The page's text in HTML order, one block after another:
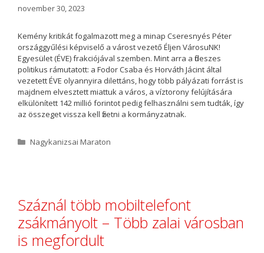
november 30, 2023
Kemény kritikát fogalmazott meg a minap Cseresnyés Péter
országgyűlési képviselő a várost vezető Éljen VárosuNK!
Egyesület (ÉVE) frakciójával szemben. Mint arra a fideszes
politikus rámutatott: a Fodor Csaba és Horváth Jácint által
vezetett ÉVE olyannyira dilettáns, hogy több pályázati forrást is
majdnem elvesztett miattuk a város, a víztorony felújítására
elkülönített 142 millió forintot pedig felhasználni sem tudták, így
az összeget vissza kell fizetni a kormányzatnak.
K
r
i
a
Nagykanizsai Maraton
Száznál több mobiltelefont
zsákmányolt – Több zalai városban
is megfordult